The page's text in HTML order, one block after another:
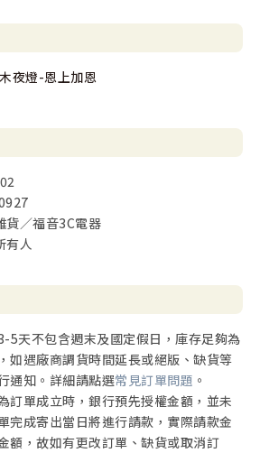
夜燈-恩上加恩
貨／福音3C電器
有人
5天不包含週末及國定假日，庫存足夠為
如遇廠商調貨時間延長或絕版、缺貨等
通知。詳細請點選常見訂單問題 。
訂單成立時，銀行預先授權金額，並未
完成寄出當日將進行請款，實際請款金
額，故如有更改訂單、缺貨或取消訂